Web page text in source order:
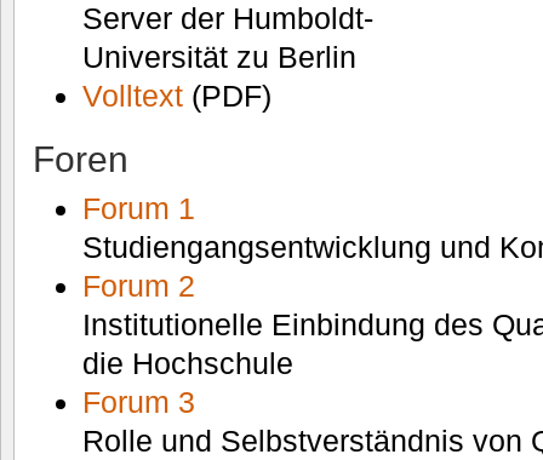
Server der Humboldt-
Universität zu Berlin
Volltext(PDF)
Foren
Forum 1
Studiengangsentwicklung und
Forum 2
Institutionelle Einbindung des
die Hochschule
Forum 3
Rolle und Selbstverständnis von